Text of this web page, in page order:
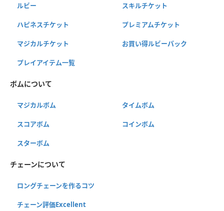
ルビー スキルチケット
ハピネスチケット プレミアムチケット
マジカルチケット お買い得ルビーパック
プレイアイテム一覧
ボムについて
マジカルボム タイムボム
スコアボム コインボム
スターボム
チェーンについて
ロングチェーンを作るコツ
チェーン評価Excellent